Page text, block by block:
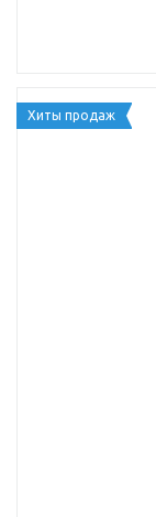
Хиты продаж